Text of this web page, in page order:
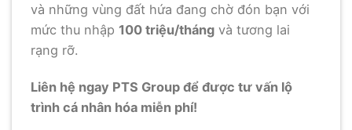
và những vùng đất hứa đang chờ đón bạn với
mức thu nhập 100 triệu/tháng và tương lai
rạng rỡ.
Liên hệ ngay PTS Group để được tư vấn lộ
trình cá nhân hóa miễn phí!